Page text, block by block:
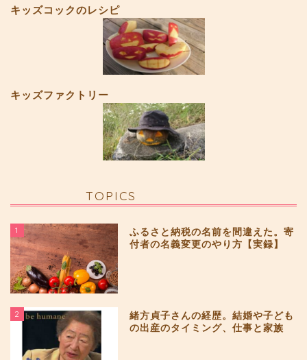
キッズコックのレシピ
キッズファクトリー
TOPICS
1
ふるさと納税の名前を間違えた。寄
付者の名義変更のやり方【実録】
2
緒方貞子さんの経歴。結婚や子ども
の出産のタイミング、仕事と家族